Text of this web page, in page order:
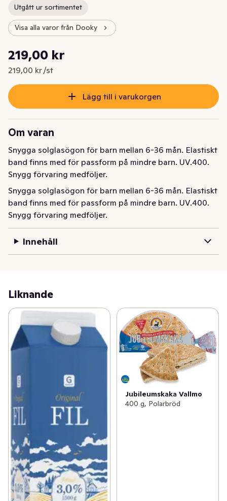
Utgått ur sortimentet
Visa alla varor från Dooky
Nuvarande pris är: 219,00 kr
219,00 kr
219,00 kr /st
Styckpris: 219,00 kr /st
Lägg till i varukorgen
Om varan
Snygga solglasögon för barn mellan 6-36 mån. Elastiskt
band finns med för passform på mindre barn. UV.400.
Snygg förvaring medföljer.
Snygga solglasögon för barn mellan 6-36 mån. Elastiskt
band finns med för passform på mindre barn. UV.400.
Snygg förvaring medföljer.
Innehåll
Liknande
Jubileumskaka Vallmo
400 g, Polarbröd